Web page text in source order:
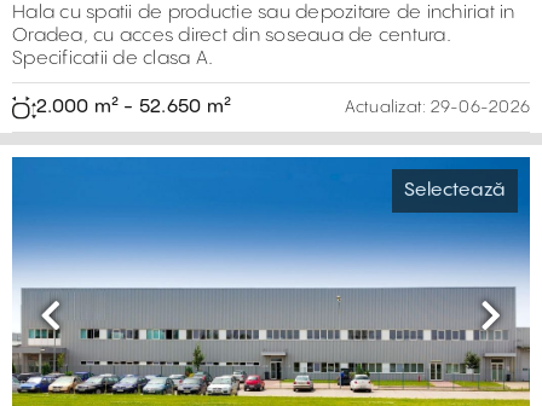
Hala cu spatii de productie sau depozitare de inchiriat in
Oradea, cu acces direct din soseaua de centura.
Specificatii de clasa A.
2.000 m² - 52.650 m² Actualizat: 29-06-2026
Selectează
Previous Next